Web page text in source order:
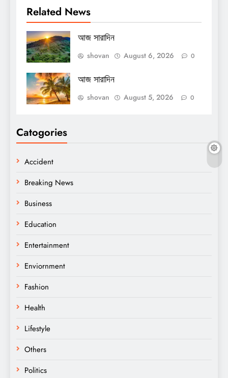
Related News
আজ সারাদিন
shovan August 6, 2026 0
আজ সারাদিন
shovan August 5, 2026 0
Catogories
Accident
Breaking News
Business
Education
Entertainment
Enviornment
Fashion
Health
Lifestyle
Others
Politics